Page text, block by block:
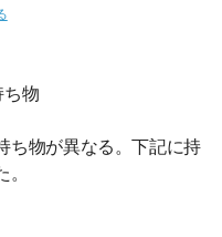
物
ち物が異なる。下記に持